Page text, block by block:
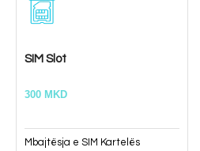
SIM Slot
300 MKD
Mbajtësja e SIM Kartelës